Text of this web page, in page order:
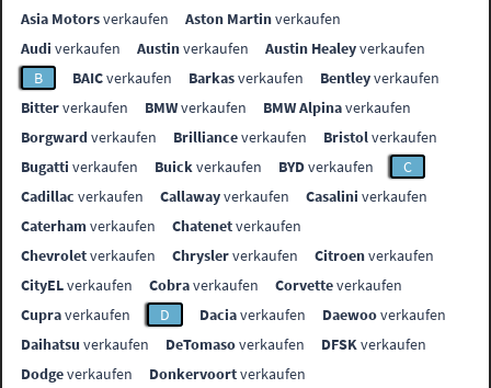
Asia Motorsverkaufen Aston Martinverkaufen
Audi verkaufen Austinverkaufen Austin Healeyverkaufen
B
BAICverkaufen Barkasverkaufen Bentleyverkaufen
Bitterverkaufen BMWverkaufen BMW Alpinaverkaufen
Borgwardverkaufen Brillianceverkaufen Bristolverkaufen
Bugatti verkaufen Buickverkaufen BYDverkaufen
C
Cadillac verkaufen Callawayverkaufen Casalini verkaufen
Caterhamverkaufen Chatenetverkaufen
Chevroletverkaufen Chryslerverkaufen Citroenverkaufen
CityELverkaufen Cobraverkaufen Corvetteverkaufen
Cupraverkaufen D Daciaverkaufen Daewooverkaufen
Daihatsu verkaufen DeTomasoverkaufen DFSKverkaufen
Dodgeverkaufen Donkervoortverkaufen